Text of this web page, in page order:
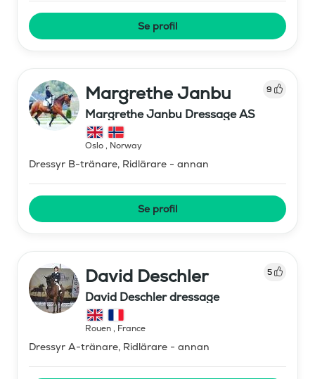
Se profil
Margrethe Janbu 9
Margrethe Janbu Dressage AS
Oslo, Norway
Dressyr B-tränare, Ridlärare - annan
Se profil
David Deschler 5
David Deschler dressage
Rouen, France
Dressyr A-tränare, Ridlärare - annan